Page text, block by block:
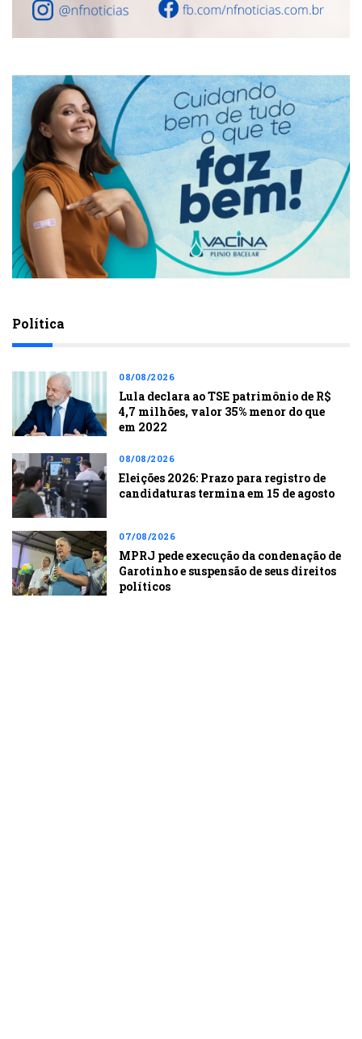
Política
08/08/2026
Lula declara ao TSE patrimônio de R$
4,7 milhões, valor 35% menor do que
em 2022
08/08/2026
Eleições 2026: Prazo para registro de
candidaturas termina em 15 de agosto
07/08/2026
MPRJ pede execução da condenação de
Garotinho e suspensão de seus direitos
políticos